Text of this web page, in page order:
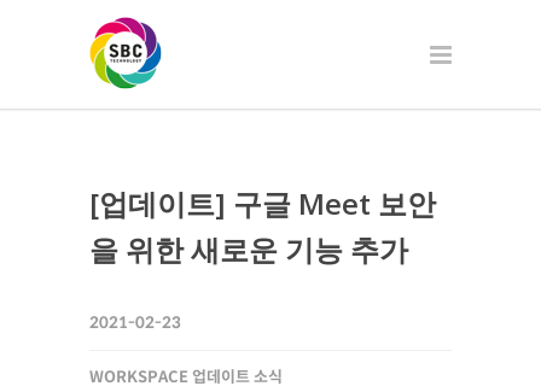
[업데이트] 구글 Meet 보안
을 위한 새로운 기능 추가
2021-02-23
WORKSPACE 업데이트 소식